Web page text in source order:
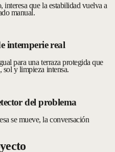
interesa que la estabilidad vuelva a
manual.
intemperie real
para una terraza protegida que
sol y limpieza intensa.
del problema
se mueve, la conversación